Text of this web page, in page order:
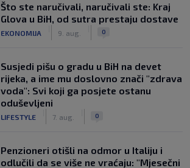
Što ste naručivali, naručivali ste: Kraj
Glova u BiH, od sutra prestaju dostave
EKONOMIJA 9. aug. 0
Susjedi pišu o gradu u BiH na devet
rijeka, a ime mu doslovno znači "zdrava
voda": Svi koji ga posjete ostanu
oduševljeni
LIFESTYLE 7. aug. 0
Penzioneri otišli na odmor u Italiju i
odlučili da se više ne vraćaju: "Mjesečni